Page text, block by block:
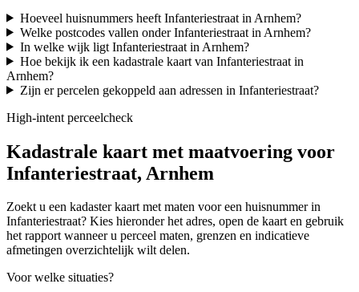
Hoeveel huisnummers heeft Infanteriestraat in Arnhem?
Welke postcodes vallen onder Infanteriestraat in Arnhem?
In welke wijk ligt Infanteriestraat in Arnhem?
Hoe bekijk ik een kadastrale kaart van Infanteriestraat in
Arnhem?
Zijn er percelen gekoppeld aan adressen in Infanteriestraat?
High-intent perceelcheck
Kadastrale kaart met maatvoering voor
Infanteriestraat, Arnhem
Zoekt u een kadaster kaart met maten voor een huisnummer in
Infanteriestraat? Kies hieronder het adres, open de kaart en gebruik
het rapport wanneer u perceel maten, grenzen en indicatieve
afmetingen overzichtelijk wilt delen.
Voor welke situaties?